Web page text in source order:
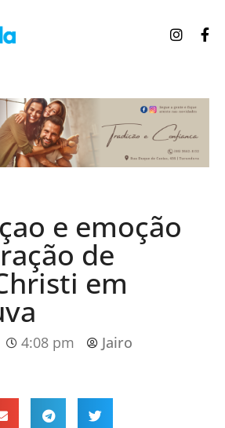
e emoção
de
em
4:08 pm Jairo